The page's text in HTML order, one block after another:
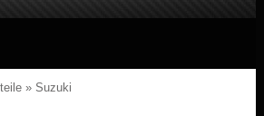
» Suzuki